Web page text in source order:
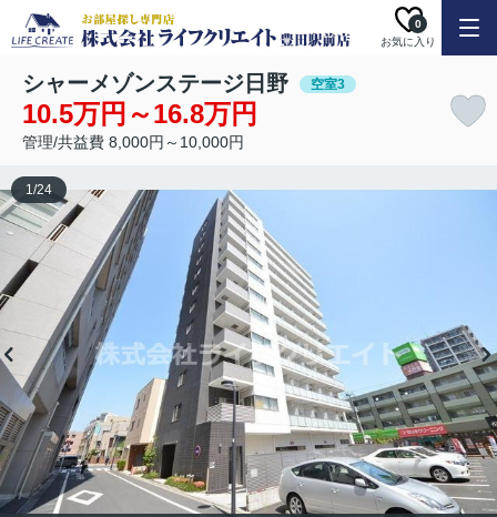
お気に入り
0
シャーメゾンステージ日野 空室3
10.5万円～16.8万円
管理/共益費 8,000円～10,000円
1/24